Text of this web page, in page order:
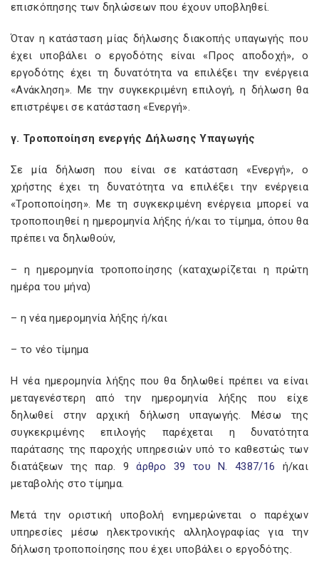
επισκόπησης των δηλώσεων που έχουν υποβληθεί.
Όταν η κατάσταση μίας δήλωσης διακοπής υπαγωγής που
έχει υποβάλει ο εργοδότης είναι «Προς αποδοχή», ο
εργοδότης έχει τη δυνατότητα να επιλέξει την ενέργεια
«Ανάκληση». Με την συγκεκριμένη επιλογή, η δήλωση θα
επιστρέψει σε κατάσταση «Ενεργή».
γ. Τροποποίηση ενεργής Δήλωσης Υπαγωγής
Σε μία δήλωση που είναι σε κατάσταση «Ενεργή», ο
χρήστης έχει τη δυνατότητα να επιλέξει την ενέργεια
«Τροποποίηση». Με τη συγκεκριμένη ενέργεια μπορεί να
τροποποιηθεί η ημερομηνία λήξης ή/και το τίμημα, όπου θα
πρέπει να δηλωθούν,
– η ημερομηνία τροποποίησης (καταχωρίζεται η πρώτη
ημέρα του μήνα)
– η νέα ημερομηνία λήξης ή/και
– το νέο τίμημα
Η νέα ημερομηνία λήξης που θα δηλωθεί πρέπει να είναι
μεταγενέστερη από την ημερομηνία λήξης που είχε
δηλωθεί στην αρχική δήλωση υπαγωγής. Μέσω της
συγκεκριμένης επιλογής παρέχεται η δυνατότητα
παράτασης της παροχής υπηρεσιών υπό το καθεστώς των
διατάξεων της παρ. 9άρθρο 39 του Ν. 4387/16 ή/και
μεταβολής στο τίμημα.
Μετά την οριστική υποβολή ενημερώνεται ο παρέχων
υπηρεσίες μέσω ηλεκτρονικής αλληλογραφίας για την
δήλωση τροποποίησης που έχει υποβάλει ο εργοδότης.